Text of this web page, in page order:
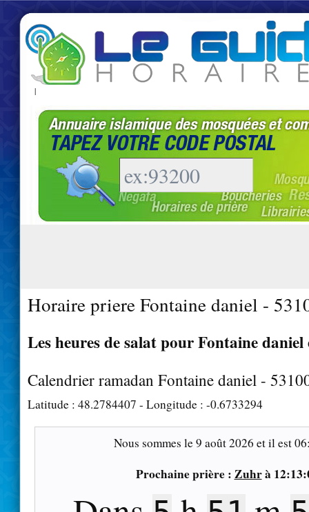
|
Horaire priere Fontaine daniel -
Les heures de salat pour Fontaine daniel
Calendrier ramadan Fontaine daniel -
Latitude : 48.2784407 - Longitude : -0.6733294
Nous sommes le9 août 2026 et il est
Prochaine prière : Zuhrà